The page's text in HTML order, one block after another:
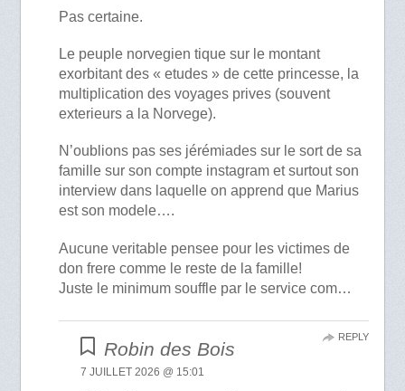
Pas certaine.
Le peuple norvegien tique sur le montant
exorbitant des « etudes » de cette princesse, la
multiplication des voyages prives (souvent
exterieurs a la Norvege).
N’oublions pas ses jérémiades sur le sort de sa
famille sur son compte instagram et surtout son
interview dans laquelle on apprend que Marius
est son modele….
Aucune veritable pensee pour les victimes de
don frere comme le reste de la famille!
Juste le minimum souffle par le service com…
Robin des Bois
7 JUILLET 2026 @ 15:01
REPLY